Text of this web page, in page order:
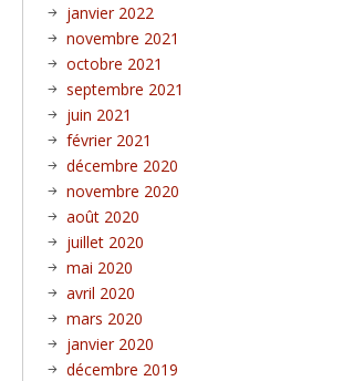
janvier 2022
novembre 2021
octobre 2021
septembre 2021
juin 2021
février 2021
décembre 2020
novembre 2020
août 2020
juillet 2020
mai 2020
avril 2020
mars 2020
janvier 2020
décembre 2019